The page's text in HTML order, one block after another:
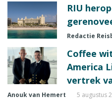
RIU
Redactie
Coffee
America
vertrek
Anouk van Hemert 5 augustus